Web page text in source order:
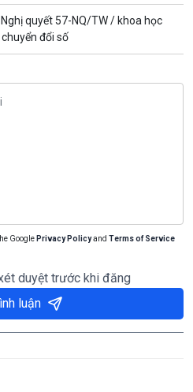
Nghị quyết 57-NQ/TW /khoa học
chuyển đổi số
Google Privacy Policyand Terms of Service
duyệt trước khi đăng
luận